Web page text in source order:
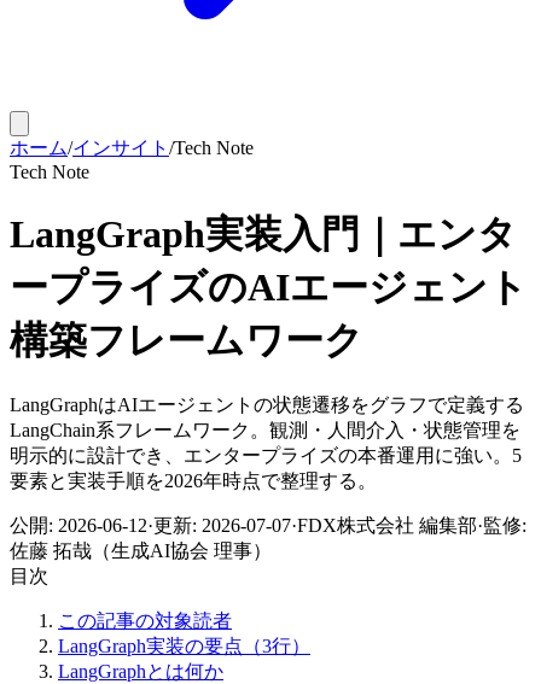
ホーム/インサイト /Tech Note
Tech Note
LangGraph実装入門｜エンタ
ープライズの​AIエージェント
構築フレームワーク
LangGraphはAIエージェントの状態遷移をグラフで定義する
LangChain系フレームワーク。観測・人間介入・状態管理を
明示的に設計でき、エンタープライズの本番運用に強い。5
要素と実装手順を2026年時点で整理する。
公開: 2026-06-12·更新: 2026-07-07·FDX株式会社 編集部·監修:
佐藤 拓哉（生成AI協会 理事）
目次
この記事の対象読者
LangGraph実装の要点（3行）
LangGraphとは何か